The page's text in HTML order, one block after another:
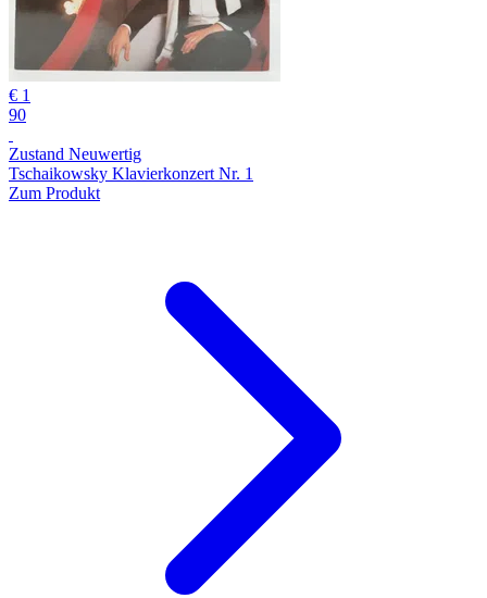
€ 1
90
Zustand Neuwertig
Tschaikowsky Klavierkonzert Nr. 1
Zum Produkt